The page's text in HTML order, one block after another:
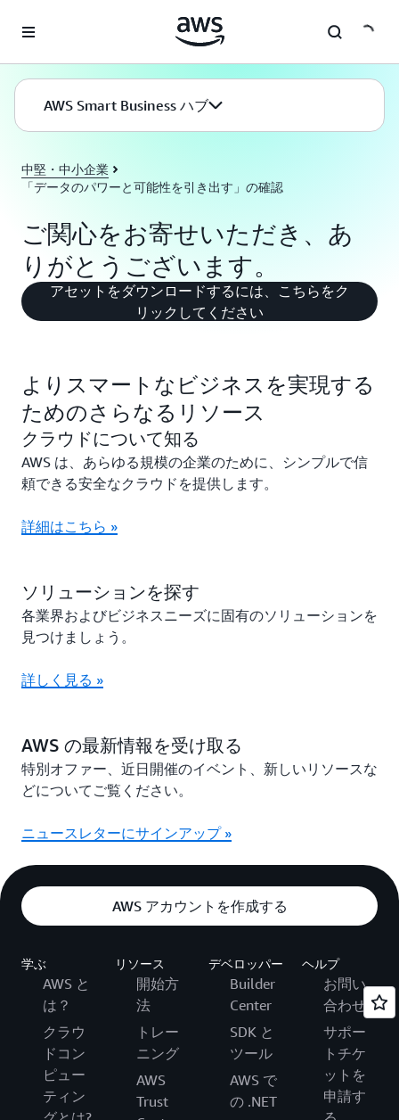
AWS Smart Business ハブ
中堅・中小企業
「データのパワーと可能性を引き出す」の確認
ご関心をお寄せいただき、あ
りがとうございます。
アセットをダウンロードするには、こちらをク
リックしてください
よりスマートなビジネスを実現する
ためのさらなるリソース
クラウドについて知る
AWS は、あらゆる規模の企業のために、シンプルで信
頼できる安全なクラウドを提供します。
詳細はこちら »
ソリューションを探す
各業界およびビジネスニーズに固有のソリューションを
見つけましょう。
詳しく見る »
AWS の最新情報を受け取る
特別オファー、近日開催のイベント、新しいリソースな
どについてご覧ください。
ニュースレターにサインアップ »
AWS アカウントを作成する
学ぶ
AWS と
は？
クラウ
ドコン
ピュー
ティン
リソース
開始方
法
トレー
ニング
AWS
Trust
デベロッパー
Builder
Center
SDK と
ツール
AWS で
の .NET
ヘルプ
お問い
合わせ
サポー
トチケ
ットを
申請す